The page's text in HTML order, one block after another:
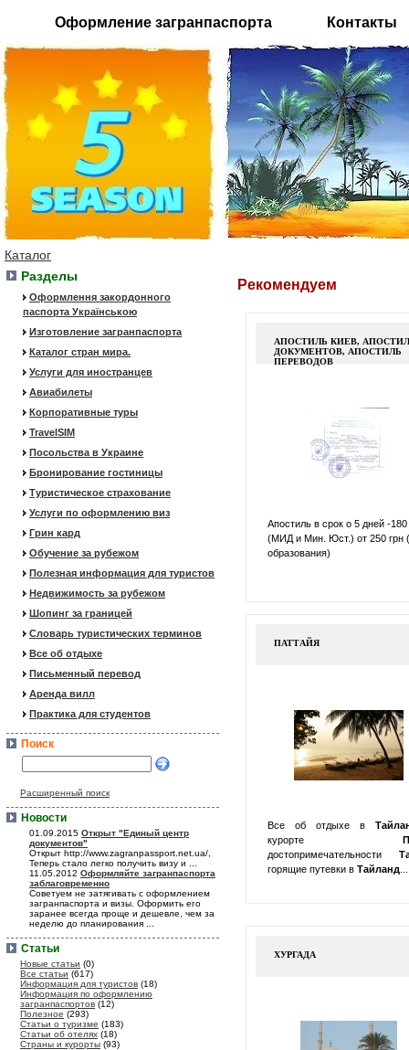
Оформление загранпаспорта Контакты
Каталог
Разделы
Оформлення закордонного
паспорта Українською
Изготовление загранпаспорта
Каталог стран мира.
Услуги для иностранцев
Авиабилеты
Корпоративные туры
TravelSIM
Посольства в Украине
Бронирование гостиницы
Туристическое страхование
Услуги по оформлению виз
Грин кард
Обучение за рубежом
Полезная информация для туристов
Недвижимость за рубежом
Шопинг за границей
Словарь туристических терминов
Все об отдыхе
Письменный перевод
Аренда вилл
Практика для студентов
Поиск
Расширенный поиск
Новости
01.09.2015 Открыт "Единый центр
документов"
Открыт http://www.zagranpassport.net.ua/,
Теперь стало легко получить визу и ...
11.05.2012 Оформляйте загранпаспорта
заблаговременно
Советуем не затягивать с оформлением
загранпаспорта и визы. Оформить его
заранее всегда проще и дешевле, чем за
неделю до планирования ...
Статьи
Новые статьи (0)
Все статьи (617)
Информация для туристов (18)
Информация по оформлению
загранпаспортов (12)
Полезное (293)
Статьи о туризме (183)
Статьи об отелях (18)
Страны и курорты (93)
Рекомендуем
АПОСТИЛЬ КИЕВ,
ДОКУМЕНТОВ, АПОСТИЛЬ
ПЕРЕВОДОВ
Апостиль в срок о 5 дней -180
(МИД и Мин. Юст.) от 250 грн
образования)
ПАТТАЙЯ
Все об отдыхе в
курорте
достопримечательности
горящие путевки в Тайланд
ХУРГАДА